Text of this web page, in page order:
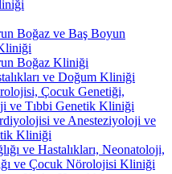
Boğaz ve Baş Boyun
Boğaz Kliniği
ve Doğum Kliniği
Çocuk Genetiği,
ve Tıbbi Genetik Kliniği
ve Anesteziyoloji ve
Kliniği
ve Hastalıkları, Neonatoloji,
ve Çocuk Nörolojisi Kliniği